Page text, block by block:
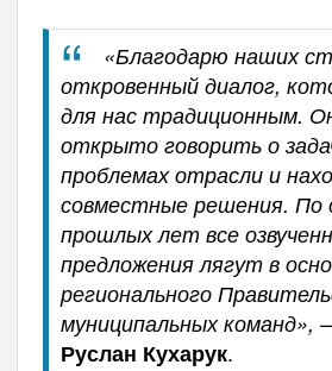
«Благодарю наших
откровенный диалог,
для нас традиционным.
открыто говорить о
проблемах отрасли и
совместные решения. По
прошлых лет все
предложения лягут в
регионального
муниципальных команд»,
Руслан Кухарук.